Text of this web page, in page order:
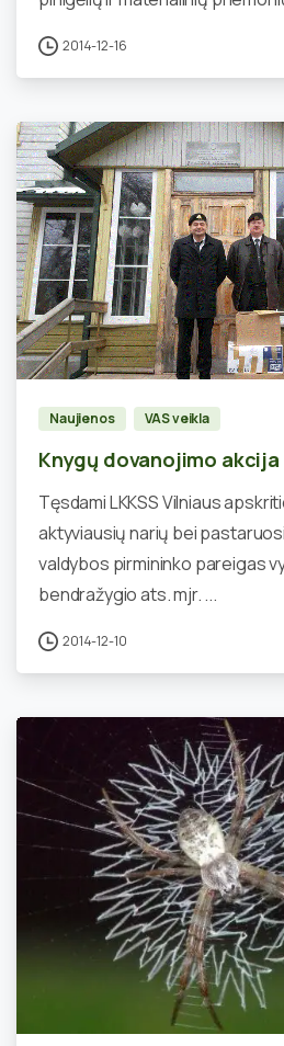
2014-12-16
Naujienos VAS veikla
Knygų dovanojimo
Tęsdami LKKSS Vilniaus
aktyviausių narių bei
valdybos pirmininko pareigas
bendražygio ats. mjr. ...
2014-12-10